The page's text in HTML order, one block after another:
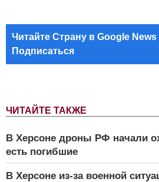
ЧИТАЙТЕ ТАКЖЕ
В Херсоне дроны РФ начали
есть погибшие
В Херсоне из-за военной
Читайте Страну в Google
Подписаться